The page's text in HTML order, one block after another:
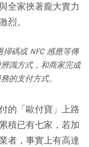
全家挾著龐大實力
烈。
碼或 NFC 感應等傳
識方式，和商家完成
的支付方式。
的「歐付寶」上路
積已有七家，若加
者，事實上有高達